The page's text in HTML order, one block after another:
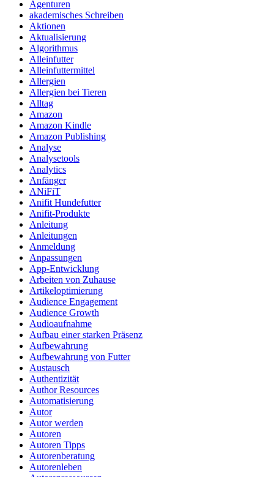
Agenturen
akademisches Schreiben
Aktionen
Aktualisierung
Algorithmus
Alleinfutter
Alleinfuttermittel
Allergien
Allergien bei Tieren
Alltag
Amazon
Amazon Kindle
Amazon Publishing
Analyse
Analysetools
Analytics
Anfänger
ANiFiT
Anifit Hundefutter
Anifit-Produkte
Anleitung
Anleitungen
Anmeldung
Anpassungen
App-Entwicklung
Arbeiten von Zuhause
Artikeloptimierung
Audience Engagement
Audience Growth
Audioaufnahme
Aufbau einer starken Präsenz
Aufbewahrung
Aufbewahrung von Futter
Austausch
Authentizität
Author Resources
Automatisierung
Autor
Autor werden
Autoren
Autoren Tipps
Autorenberatung
Autorenleben